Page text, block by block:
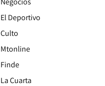
El Deportivo
Culto
Mtonline
Finde
La Cuarta